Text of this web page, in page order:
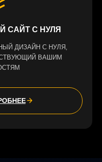
САЙТ С НУЛЯ
ДИЗАЙН С НУЛЯ,
ВАШИМ